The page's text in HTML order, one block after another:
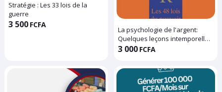
Stratégie : Les 33 lois de la
guerre
3 500 FCFA
La psychologie de l'argent:
Quelques leçons intemporelles
sur la richesse, la cupidité et le
3 000 FCFA